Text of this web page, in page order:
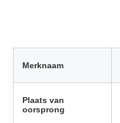
Merknaam
Plaats van
oorsprong